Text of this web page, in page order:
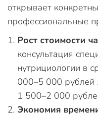
открывает
профессиональные
Рост стоимости
консультация
нутрициологии в
000–5 000 рублей
1 500–2 000
Экономия